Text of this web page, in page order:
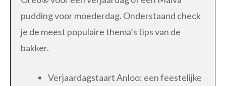
pudding voor moederdag. Onderstaand check
je de meest populaire thema’s tips van de
bakker.
Verjaardagstaart Anloo: een feestelijke